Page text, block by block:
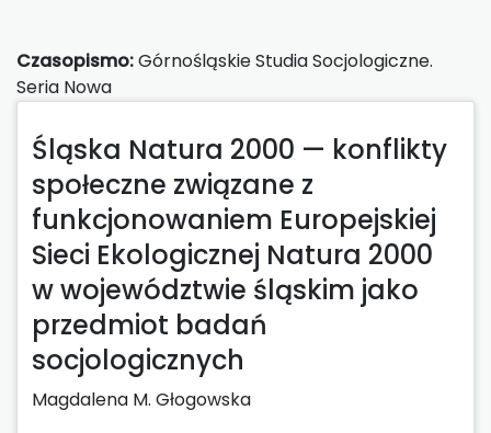
Czasopismo:Górnośląskie Studia Socjologiczne.
Seria Nowa
Śląska Natura 2000 — konflikty
społeczne związane z
funkcjonowaniem Europejskiej
Sieci Ekologicznej Natura 2000
w województwie śląskim jako
przedmiot badań
socjologicznych
Magdalena M. Głogowska